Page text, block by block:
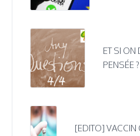
ET SI ON
PENSÉE ?
[EDITO] VACCIN